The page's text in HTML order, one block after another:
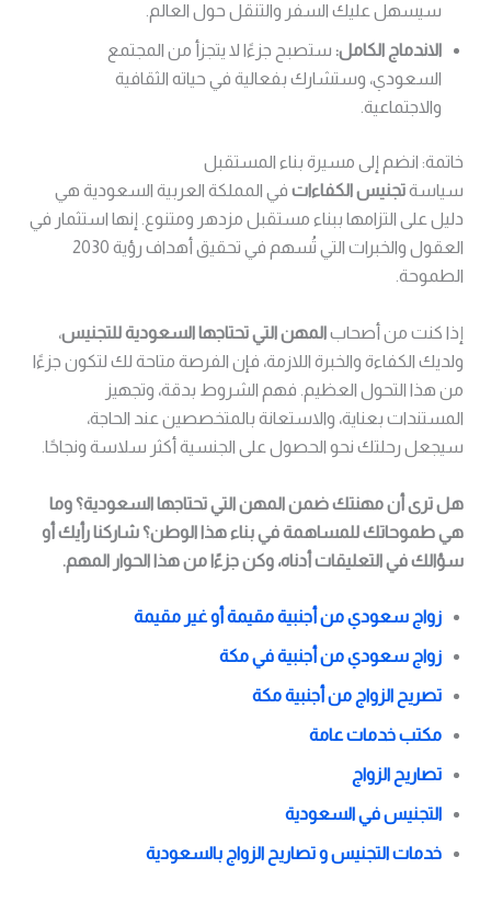
سيسهل عليك السفر والتنقل حول العالم.
الاندماج الكامل: ستصبح جزءًا لا يتجزأ من المجتمع
السعودي، وستشارك بفعالية في حياته الثقافية
والاجتماعية.
خاتمة: انضم إلى مسيرة بناء المستقبل
سياسةتجنيس الكفاءاتفي المملكة العربية السعودية هي
دليل على التزامها ببناء مستقبل مزدهر ومتنوع. إنها استثمار في
العقول والخبرات التي تُسهم في تحقيق أهداف رؤية 2030
الطموحة.
إذا كنت من أصحابالمهن التي تحتاجها السعودية للتجنيس،
ولديك الكفاءة والخبرة اللازمة، فإن الفرصة متاحة لك لتكون جزءًا
من هذا التحول العظيم. فهم الشروط بدقة، وتجهيز
المستندات بعناية، والاستعانة بالمتخصصين عند الحاجة،
سيجعل رحلتك نحو الحصول على الجنسية أكثر سلاسة ونجاحًا.
هل ترى أن مهنتك ضمن المهن التي تحتاجها السعودية؟ وما
هي طموحاتك للمساهمة في بناء هذا الوطن؟ شاركنا رأيك أو
سؤالك في التعليقات أدناه، وكن جزءًا من هذا الحوار المهم.
زواج سعودي من أجنبية مقيمة أو غير مقيمة
زواج سعودي من أجنبية في مكة
تصريح الزواج من أجنبية مكة
مكتب خدمات عامة
تصاريح الزواج
التجنيس في السعودية
خدمات التجنيس و تصاريح الزواج بالسعودية